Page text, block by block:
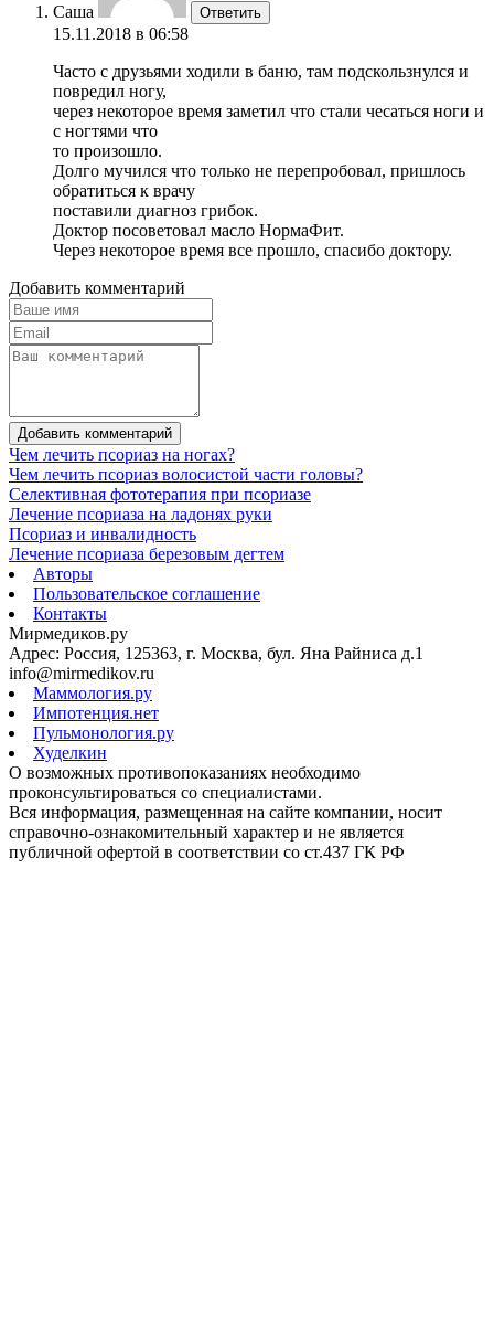
Саша Ответить
15.11.2018 в 06:58
Часто с друзьями ходили в баню, там подскользнулся и
повредил ногу,
через некоторое время заметил что стали чесаться ноги и
с ногтями что
то произошло.
Долго мучился что только не перепробовал, пришлось
обратиться к врачу
поставили диагноз грибок.
Доктор посоветовал масло НормаФит.
Через некоторое время все прошло, спасибо доктору.
Добавить комментарий
Добавить комментарий
Чем лечить псориаз на ногах?
Чем лечить псориаз волосистой части головы?
Селективная фототерапия при псориазе
Лечение псориаза на ладонях руки
Псориаз и инвалидность
Лечение псориаза березовым дегтем
Авторы
Пользовательское соглашение
Контакты
Мирмедиков.ру
Адрес: Россия, 125363, г. Москва, бул. Яна Райниса д.1
info@mirmedikov.ru
Маммология.ру
Импотенция.нет
Пульмонология.ру
Худелкин
О возможных противопоказаниях необходимо
проконсультироваться со специалистами.
Вся информация, размещенная на сайте компании, носит
справочно-ознакомительный характер и не является
публичной офертой в соответствии со ст.437 ГК РФ